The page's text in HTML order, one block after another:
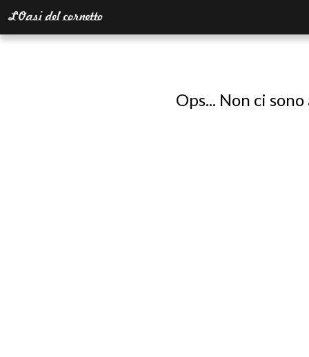
Ops... Non ci